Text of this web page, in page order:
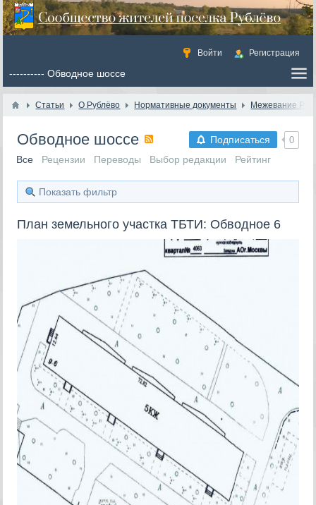
Войти Регистрация
Статьи О Рублёво Нормативные документы Межевание
Подписаться 0
Обводное шоссе
Все Рецензии Переводы Выбор редакции Рейтинг
Показать фильтр
План земельного участка ТБТИ: Обводное 6